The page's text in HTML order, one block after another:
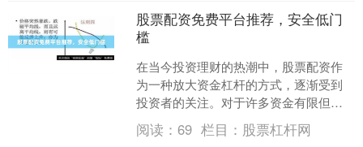
股票配资免费平台推荐，安全低门
槛
在当今投资理财的热潮中，股票配资作
为一种放大资金杠杆的方式，逐渐受到
投资者的关注。对于许多资金有限但又
希望抓住市场机会的投资者来说，选择
一个安全、低门槛且免费的....
阅读：69 栏目： 股票杠杆网